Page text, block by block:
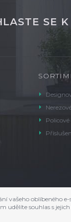
SE
Policové
vašeho oblíbeného
udělíte souhlas s